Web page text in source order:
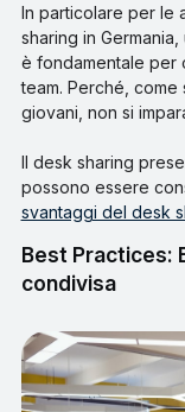
In particolare per le
sharing in
è fondamentale per
team. Perché, come
giovani, non si
Il desk sharing
possono essere
svantaggi del desk
Best Practices: Etichetta per la scrivania
condivisa